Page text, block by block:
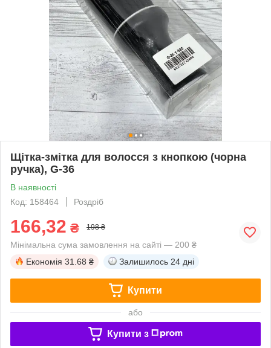
Щітка-змітка для волосся з кнопкою (чорна
ручка), G-36
В наявності
Код: 158464
Роздріб
166,32 ₴ 198 ₴
Мінімальна сума замовлення на сайті — 200 ₴
Економія 31.68 ₴ Залишилось 24 дні
Купити
або
Купити з